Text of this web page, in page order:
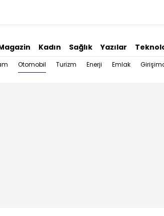
Kadın Sağlık Yazılar
Otomobil Turizm Enerji Emlak